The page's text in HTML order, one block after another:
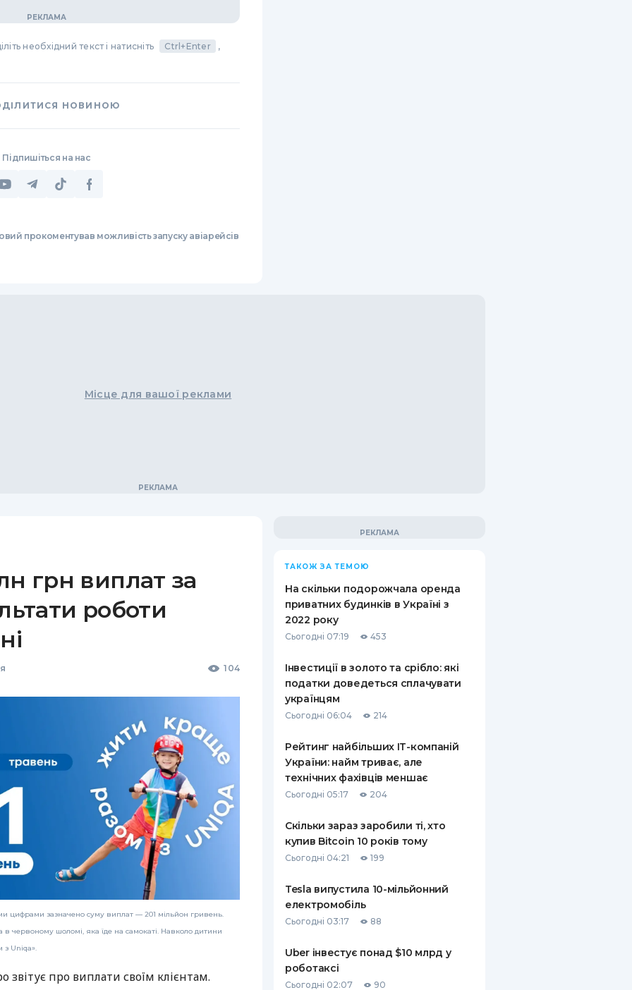
необхідний текст і натисніть Ctrl+Enter ,
НОВИНОЮ
Підпишіться на нас
прокоментував можливість запуску авіарейсів
Місце для вашої реклами
грн виплат за
роботи
104
цифрами зазначено суму виплат — 201 мільйон гривень.
червоному шоломі, яка їде на самокаті. Навколо дитини
Uniqa».
звітує про виплати своїм клієнтам.
ТАКОЖ ЗА ТЕМОЮ
На скільки подорожчала оренда
приватних будинків в Україні з
2022 року
Сьогодні 07:19 453
Інвестиції в золото та срібло: які
податки доведеться сплачувати
українцям
Сьогодні 06:04 214
Рейтинг найбільших ІТ-компаній
України: найм триває, але
технічних фахівців меншає
Сьогодні 05:17 204
Скільки зараз заробили ті, хто
купив Bitcoin 10 років тому
Сьогодні 04:21 199
Tesla випустила 10-мільйонний
електромобіль
Сьогодні 03:17 88
Uber інвестує понад $10 млрд у
роботаксі
Сьогодні 02:07 90